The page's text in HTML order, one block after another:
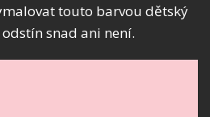
touto barvou dětský
snad ani není.